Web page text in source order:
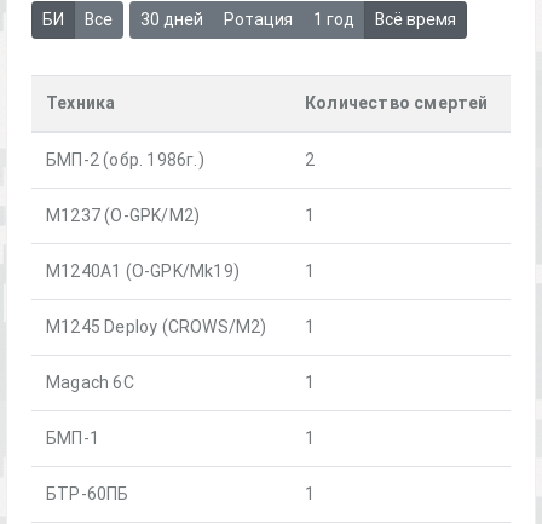
БИ Все 30 дней Ротация 1 год Всё время
Техника Количество смертей
БМП-2 (обр. 1986г.) 2
M1237 (O-GPK/M2) 1
M1240A1 (O-GPK/Mk19) 1
M1245 Deploy (CROWS/M2) 1
Magach 6C 1
БМП-1 1
БТР-60ПБ 1